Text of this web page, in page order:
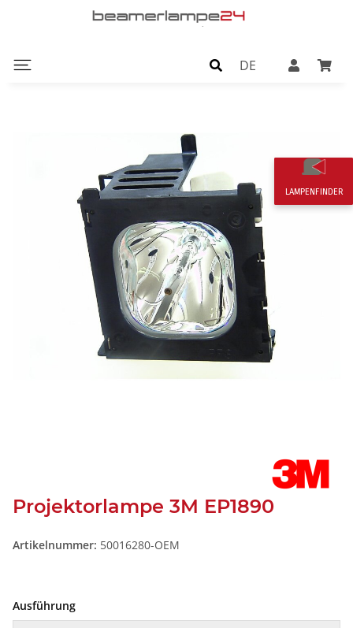
DE
Projektorlampe 3M EP1890
Artikelnummer: 50016280-OEM
Ausführung
LAMPENFINDER